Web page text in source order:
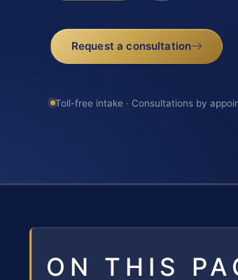
Request a consultation
Toll-free intake · Consultations by
ON THIS